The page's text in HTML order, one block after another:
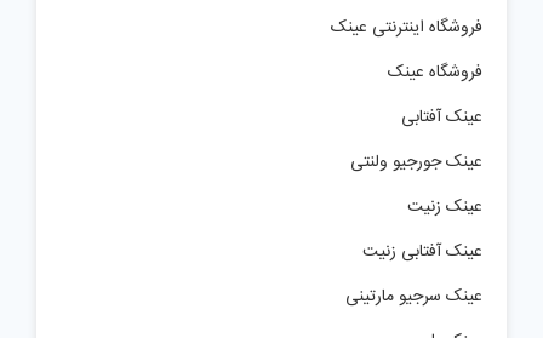
فروشگاه اینترنتی عینک
فروشگاه عینک
عینک آفتابی
عینک جورجیو ولنتی
عینک زنیت
عینک آفتابی زنیت
عینک سرجیو مارتینی